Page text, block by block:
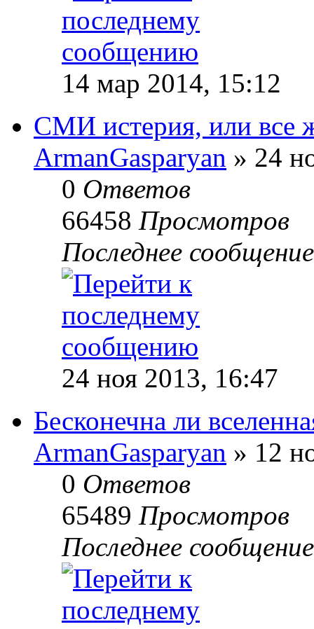
14 мар 2014, 15:12
СМИ истерия, или все
ArmanGasparyan » 24
0 Ответов
66458 Просмотров
Последнее
24 ноя 2013, 16:47
Бесконечна ли
ArmanGasparyan » 12
0 Ответов
65489 Просмотров
Последнее